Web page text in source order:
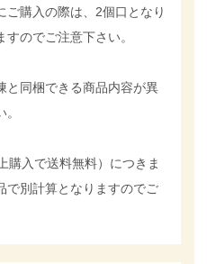
ご購入の際は、2個口となり
のでご注意下さい。
と同梱できる商品内容が異
購入で送料無料）につきま
で別計算となりますのでご